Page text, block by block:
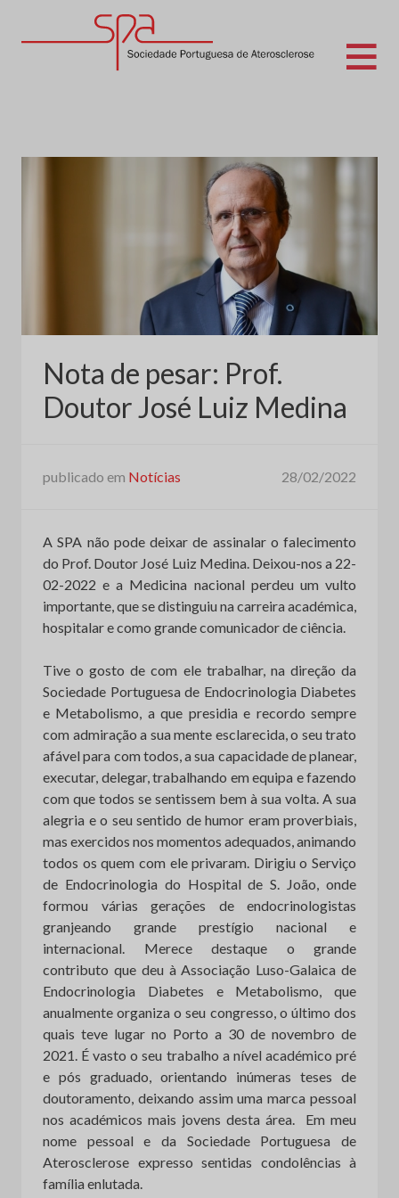
Nota de pesar: Prof.
Doutor José Luiz Medina
publicado em Notícias 28/02/2022
A SPA não pode deixar de assinalar o falecimento
do Prof. Doutor José Luiz Medina. Deixou-nos a 22-
02-2022 e a Medicina nacional perdeu um vulto
importante, que se distinguiu na carreira académica,
hospitalar e como grande comunicador de ciência.
Tive o gosto de com ele trabalhar, na direção da
Sociedade Portuguesa de Endocrinologia Diabetes
e Metabolismo, a que presidia e recordo sempre
com admiração a sua mente esclarecida, o seu trato
afável para com todos, a sua capacidade de planear,
executar, delegar, trabalhando em equipa e fazendo
com que todos se sentissem bem à sua volta. A sua
alegria e o seu sentido de humor eram proverbiais,
mas exercidos nos momentos adequados, animando
todos os quem com ele privaram. Dirigiu o Serviço
de Endocrinologia do Hospital de S. João, onde
formou várias gerações de endocrinologistas
granjeando grande prestígio nacional e
internacional. Merece destaque o grande
contributo que deu à Associação Luso-Galaica de
Endocrinologia Diabetes e Metabolismo, que
anualmente organiza o seu congresso, o último dos
quais teve lugar no Porto a 30 de novembro de
2021. É vasto o seu trabalho a nível académico pré
e pós graduado, orientando inúmeras teses de
doutoramento, deixando assim uma marca pessoal
nos académicos mais jovens desta área. Em meu
nome pessoal e da Sociedade Portuguesa de
Aterosclerose expresso sentidas condolências à
família enlutada.